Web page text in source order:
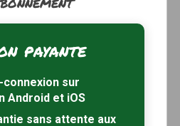
Mennetou-sur-Cher
payante
connexion sur
Android et iOS
sans attente aux